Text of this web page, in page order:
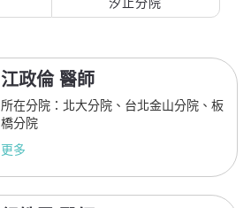
江政倫 醫師
所在分院：北大分院、台北金山分院、板
橋分院
更多